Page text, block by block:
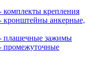
крепления
анкерные,
плашечные зажимы
промежуточные